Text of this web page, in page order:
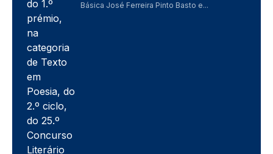
Básica José Ferreira Pinto Basto e...